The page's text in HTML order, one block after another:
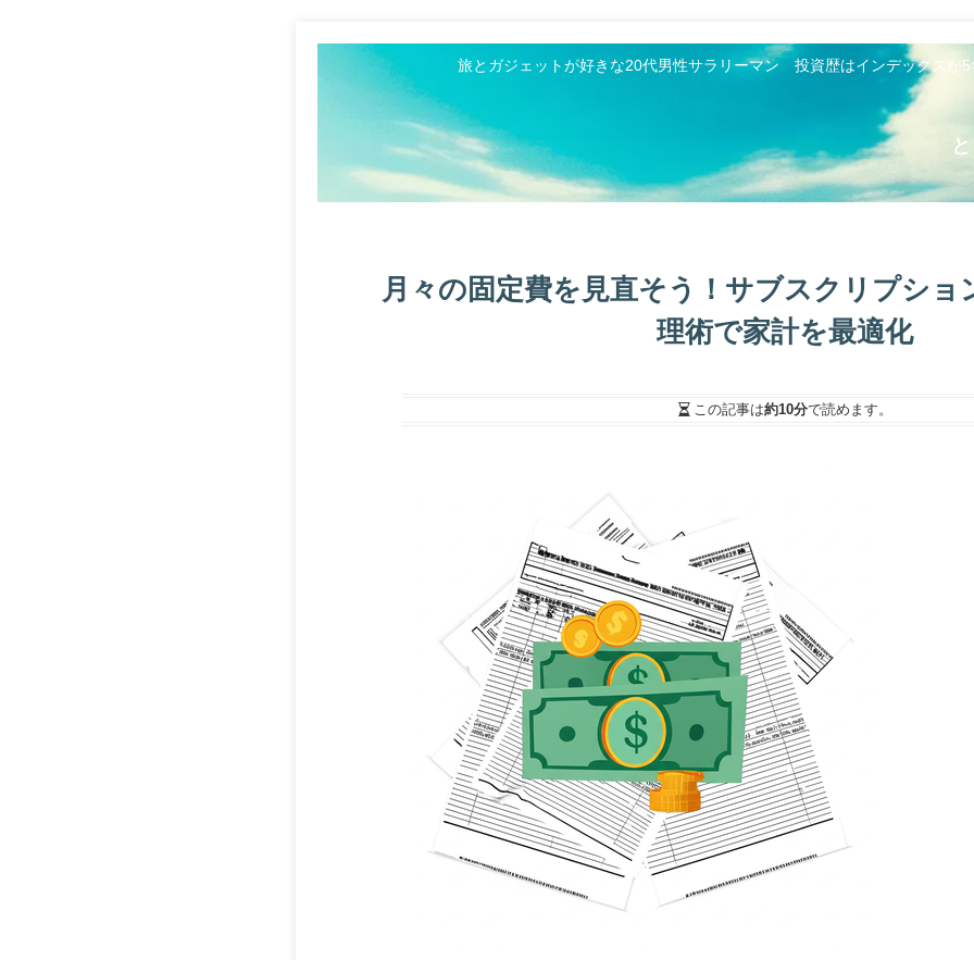
旅とガジェットが好きな20代男性サラリーマン 投資歴はインデックスが
月々の固定費を見直そう！サブスクリプショ
理術で家計を最適化
この記事は約10分で読めます。